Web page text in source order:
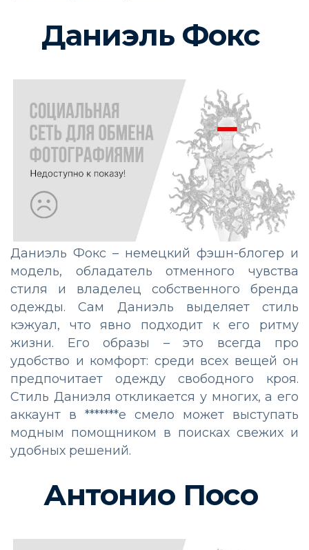
Даниэль Фокс
Даниэль Фокс – немецкий фэшн-блогер и
модель, обладатель отменного чувства
стиля и владелец собственного бренда
одежды. Сам Даниэль выделяет стиль
кэжуал, что явно подходит к его ритму
жизни. Его образы – это всегда про
удобство и комфорт: среди всех вещей он
предпочитает одежду свободного кроя.
Стиль Даниэля откликается у многих, а его
аккаунт в *******е смело может выступать
модным помощником в поисках свежих и
удобных решений.
Антонио Посо